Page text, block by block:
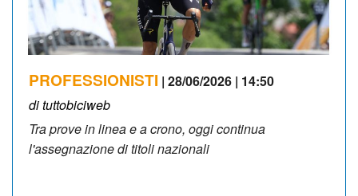
PROFESSIONISTI | 28/06/2026 | 14:50
di tuttobiciweb
Tra prove in linea e a crono, oggi continua
l'assegnazione di titoli nazionali